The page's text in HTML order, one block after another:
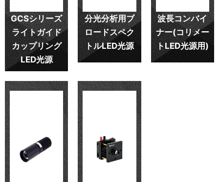
GCSシリーズ
ライトガイド
カップリング
LED光源
分光分析用ブ
ロードスペク
トルLED光源
波長コンバイ
ナー(コリメー
トLED光源用)